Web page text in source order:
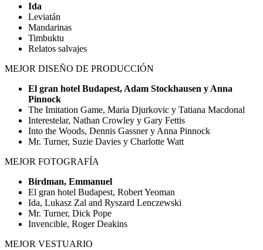
Ida
Leviatán
Mandarinas
Timbuktu
Relatos salvajes
MEJOR DISEÑO DE PRODUCCIÓN
El gran hotel Budapest, Adam Stockhausen y Anna
Pinnock
The Imitation Game, Maria Djurkovic y Tatiana Macdonal
Interestelar, Nathan Crowley y Gary Fettis
Into the Woods, Dennis Gassner y Anna Pinnock
Mr. Turner, Suzie Davies y Charlotte Watt
MEJOR FOTOGRAFÍA
Birdman, Emmanuel
El gran hotel Budapest, Robert Yeoman
Ida, Lukasz Zal and Ryszard Lenczewski
Mr. Turner, Dick Pope
Invencible, Roger Deakins
MEJOR VESTUARIO